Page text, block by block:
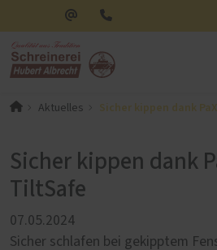
Aktuelles Sicher kippen dank
Sicher kippen dank
TiltSafe
07.05.2024
Sicher schlafen bei gekipptem